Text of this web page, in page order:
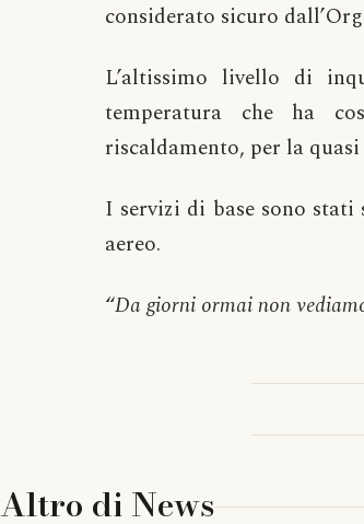
considerato sicuro
L’altissimo livello di
temperatura che ha
riscaldamento, per la
I servizi di base sono
aereo.
“Da giorni ormai non
Altro diNews